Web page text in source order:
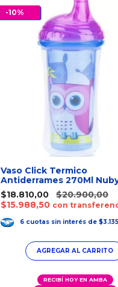
-10%
Vaso Click Termico
Antiderrames 270Ml
$18.810,00
$20.900,00
$15.988,50 con
6 cuotas sin interés de
RECIBÍ HOY EN AMBA